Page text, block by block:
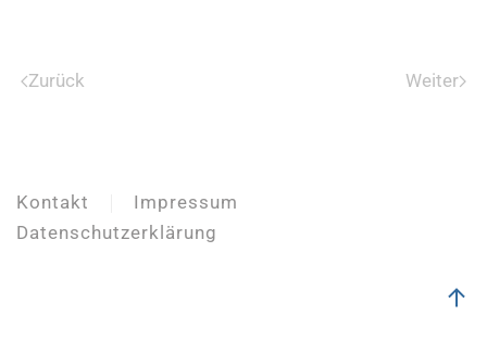
Zurück Weiter
Kontakt
Impressum
Datenschutzerklärung